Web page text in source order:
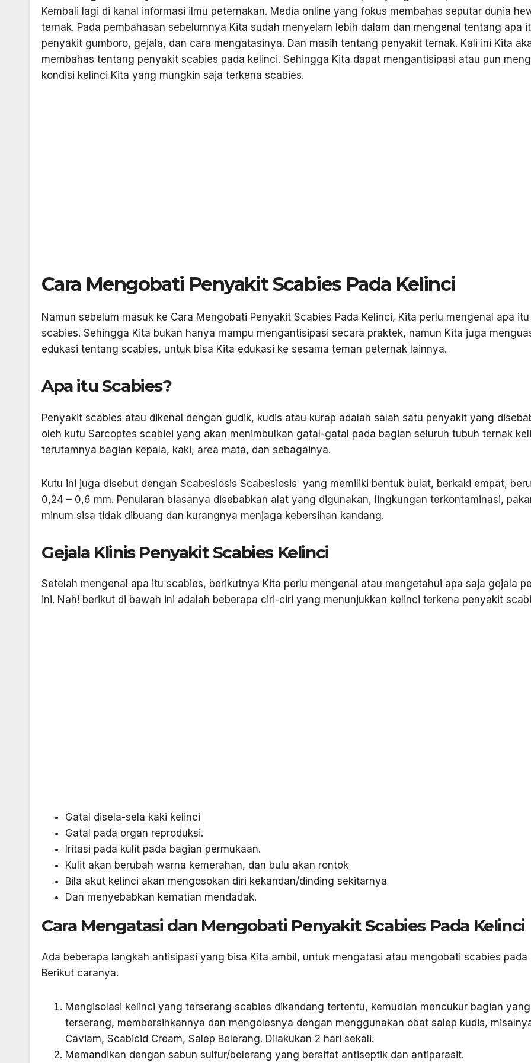
Kembali lagi di kanal informasi ilmu peternakan. Media online yang fokus membahas seputar dunia
ternak. Pada pembahasan sebelumnya Kita sudah menyelam lebih dalam dan mengenal tentang apa
penyakit gumboro, gejala, dan cara mengatasinya. Dan masih tentang penyakit ternak. Kali ini Kita
membahas tentang penyakit scabies pada kelinci. Sehingga Kita dapat mengantisipasi atau pun
kondisi kelinci Kita yang mungkin saja terkena scabies.
Cara Mengobati Penyakit Scabies Pada Kelinci
Namun sebelum masuk ke Cara Mengobati Penyakit Scabies Pada Kelinci, Kita perlu mengenal apa itu
scabies. Sehingga Kita bukan hanya mampu mengantisipasi secara praktek, namun Kita juga
edukasi tentang scabies, untuk bisa Kita edukasi ke sesama teman peternak lainnya.
Apa itu Scabies?
Penyakit scabies atau dikenal dengan gudik, kudis atau kurap adalah salah satu penyakit yang
oleh kutu ­Sarcoptes scabiei yang akan menimbulkan gatal-gatal pada bagian seluruh tubuh ternak
terutamnya bagian kepala, kaki, area mata, dan sebagainya.
Kutu ini juga disebut dengan Scabesiosis Scabesiosis yang memiliki bentuk bulat, berkaki empat,
0,24 – 0,6 mm. Penularan biasanya disebabkan alat yang digunakan, lingkungan terkontaminasi,
minum sisa tidak dibuang dan kurangnya menjaga kebersihan kandang.
Gejala Klinis Penyakit Scabies Kelinci
Setelah mengenal apa itu scabies, berikutnya Kita perlu mengenal atau mengetahui apa saja gejala
ini. Nah! berikut di bawah ini adalah beberapa ciri-ciri yang menunjukkan kelinci terkena penyakit
Gatal disela-sela kaki kelinci
Gatal pada organ reproduksi.
Iritasi pada kulit pada bagian permukaan.
Kulit akan berubah warna kemerahan, dan bulu akan rontok
Bila akut kelinci akan mengosokan diri kekandan/dinding sekitarnya
Dan menyebabkan kematian mendadak.
Cara Mengatasi dan Mengobati Penyakit Scabies Pada Kelinci
Ada beberapa langkah antisipasi yang bisa Kita ambil, untuk mengatasi atau mengobati scabies pada
Berikut caranya.
Mengisolasi kelinci yang terserang scabies dikandang tertentu, kemudian mencukur bagian yang
terserang, membersihkannya dan mengolesnya dengan menggunakan obat salep kudis,
Caviam, Scabicid Cream, Salep Belerang. Dilakukan 2 hari sekali.
Memandikan dengan sabun sulfur/belerang yang bersifat antiseptik dan antiparasit.